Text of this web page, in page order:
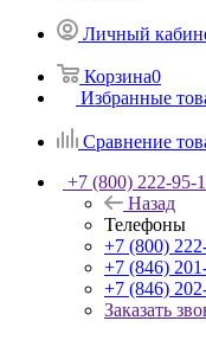
Личный
Корзина0
Избранные
Сравнение
+7 (800) 222-95-
Назад
Телефоны
+7 (800)
+7 (846)
+7 (846)
Заказать